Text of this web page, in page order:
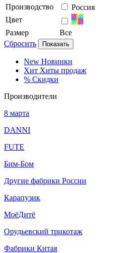
Производство
Россия
Цвет
Размер
Все
Сбросить
Показать
New Новинки
Хит Хиты продаж
% Скидки
Производители
8 марта
DANNI
FUTE
Бим-Бом
Другие фабрики России
Карапузик
МоёДитё
Орудьевский трикотаж
Фабрики Китая